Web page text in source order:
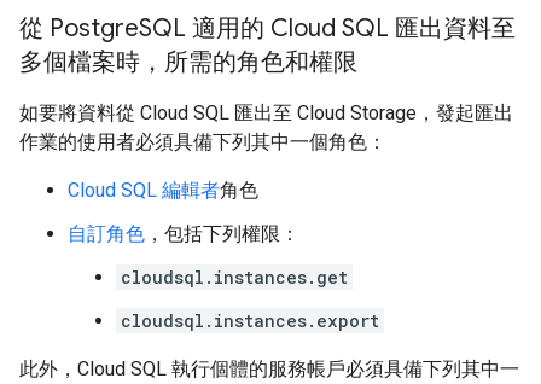
從 PostgreSQL 適用的 Cloud SQL 匯出資料至
多個檔案時，所需的角色和權限
如要將資料從 Cloud SQL 匯出至 Cloud Storage，發起匯出
作業的使用者必須具備下列其中一個角色：
Cloud SQL 編輯者角色
自訂角色 ，包括下列權限：
cloudsql.instances.get
cloudsql.instances.export
此外，Cloud SQL 執行個體的服務帳戶必須具備下列其中一